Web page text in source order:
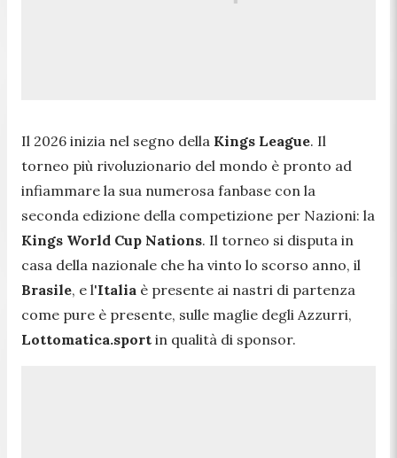
Il 2026 inizia nel segno della Kings League. Il
torneo più rivoluzionario del mondo è pronto ad
infiammare la sua numerosa fanbase con la
seconda edizione della competizione per Nazioni: la
Kings World Cup Nations. Il torneo si disputa in
casa della nazionale che ha vinto lo scorso anno, il
Brasile, e l'Italia è presente ai nastri di partenza
come pure è presente, sulle maglie degli Azzurri,
Lottomatica.sport in qualità di sponsor.